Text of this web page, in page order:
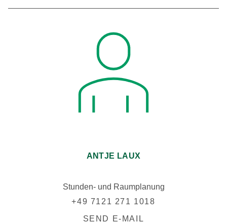
ANTJE LAUX
Stunden- und Raumplanung
+49 7121 271 1018
SEND E-MAIL